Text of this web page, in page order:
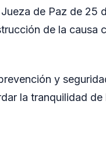
de Paz de 25
de la causa
y
la tranquilidad